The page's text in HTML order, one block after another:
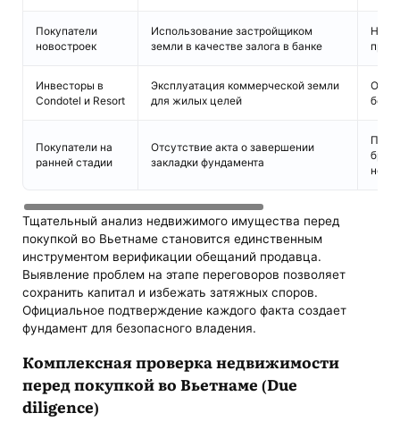
Покупатели
новостроек
Использование застройщиком
земли в качестве залога в банке
прав
Инвесторы в
Condotel и Resort
Эксплуатация коммерческой земли
для жилых целей
без
Покупатели на
ранней стадии
Отсутствие акта о завершении
закладки фундамента
Тщательный анализ недвижимого имущества перед
покупкой во Вьетнаме становится единственным
инструментом верификации обещаний продавца.
Выявление проблем на этапе переговоров позволяет
сохранить капитал и избежать затяжных споров.
Официальное подтверждение каждого факта создает
фундамент для безопасного владения.
Комплексная проверка недвижимости
перед покупкой во Вьетнаме (Due
diligence)